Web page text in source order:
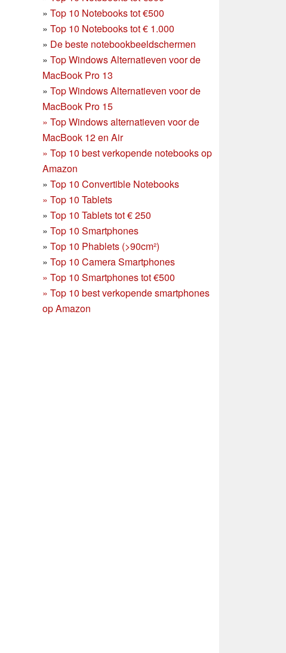
» Top 10 Notebooks tot €500
» Top 10 Notebooks tot € 1.000
» De beste notebookbeeldschermen
» Top Windows Alternatieven voor de
MacBook Pro 13
» Top Windows Alternatieven voor de
MacBook Pro 15
» Top Windows alternatieven voor de
MacBook 12 en Air
» Top 10 best verkopende notebooks op
Amazon
» Top 10 Convertible Notebooks
» Top 10 Tablets
» Top 10 Tablets tot € 250
» Top 10 Smartphones
» Top 10 Phablets (>90cm²)
» Top 10 Camera Smartphones
» Top 10 Smartphones tot €500
» Top 10 best verkopende smartphones
op Amazon